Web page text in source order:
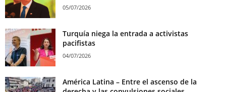
05/07/2026
Turquía niega la entrada a activistas
pacifistas
04/07/2026
América Latina – Entre el ascenso de la